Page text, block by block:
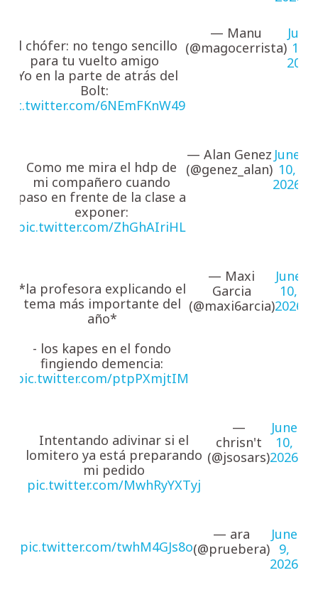
El chófer: no tengo sencillo
para tu vuelto amigo
*Yo en la parte de atrás del
Bolt:
pic.twitter.com/6NEmFKnW49
— Manu
(@magocerrista)
June
10,
2026
Como me mira el hdp de
mi compañero cuando
paso en frente de la clase a
exponer:
pic.twitter.com/ZhGhAIriHL
— Alan Genez
(@genez_alan)
June
10,
2026
*la profesora explicando el
tema más importante del
año*
- los kapes en el fondo
fingiendo demencia:
pic.twitter.com/ptpPXmjtIM
— Maxi
Garcia
(@maxi6arcia)
June
10,
2026
Intentando adivinar si el
lomitero ya está preparando
mi pedido
pic.twitter.com/MwhRyYXTyj
—
chrisn't
(@jsosars)
June
10,
2026
pic.twitter.com/twhM4GJs8o
— ara
(@pruebera)
June
9,
2026